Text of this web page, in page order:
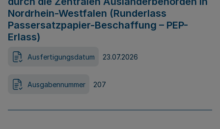
Nordrhein-Westfalen (Runderlass
Passersatzpapier-Beschaffung – PEP-
Erlass)
Ausfertigungsdatum 23.07.2026
Ausgabennummer 207